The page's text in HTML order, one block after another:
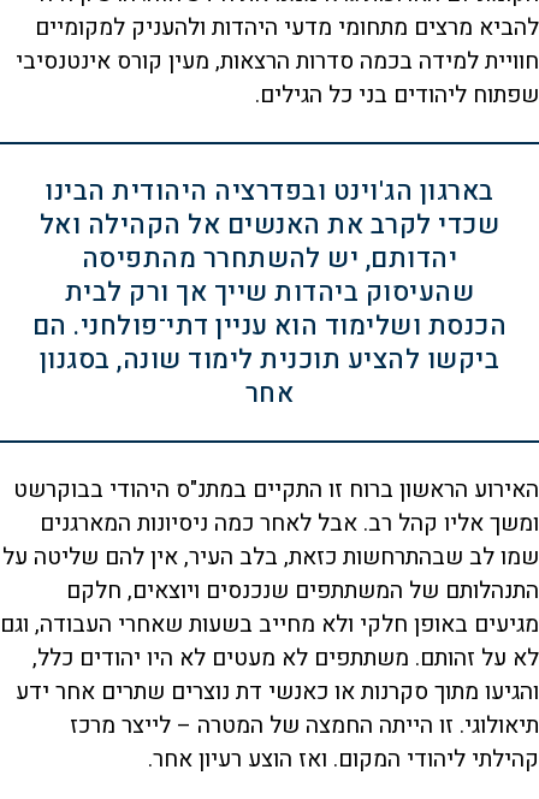
להביא מרצים מתחומי מדעי היהדות ולהעניק למקומיים
חוויית למידה בכמה סדרות הרצאות, מעין קורס אינטנסיבי
שפתוח ליהודים בני כל הגילים.
בארגון הג'וינט ובפדרציה היהודית הבינו
שכדי לקרב את האנשים אל הקהילה ואל
יהדותם, יש להשתחרר מהתפיסה
שהעיסוק ביהדות שייך אך ורק לבית
הכנסת ושלימוד הוא עניין דתי־פולחני. הם
ביקשו להציע תוכנית לימוד שונה, בסגנון
אחר
האירוע הראשון ברוח זו התקיים במתנ"ס היהודי בבוקרשט
ומשך אליו קהל רב. אבל לאחר כמה ניסיונות המארגנים
שמו לב שבהתרחשות כזאת, בלב העיר, אין להם שליטה על
התנהלותם של המשתתפים שנכנסים ויוצאים, חלקם
מגיעים באופן חלקי ולא מחייב בשעות שאחרי העבודה, וגם
לא על זהותם. משתתפים לא מעטים לא היו יהודים כלל,
והגיעו מתוך סקרנות או כאנשי דת נוצרים שתרים אחר ידע
תיאולוגי. זו הייתה החמצה של המטרה – לייצר מרכז
קהילתי ליהודי המקום. ואז הוצע רעיון אחר.